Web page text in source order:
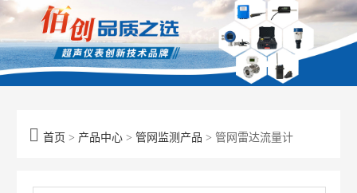
 首页 > 产品中心 >管网监测产品 > 管网雷达流量计